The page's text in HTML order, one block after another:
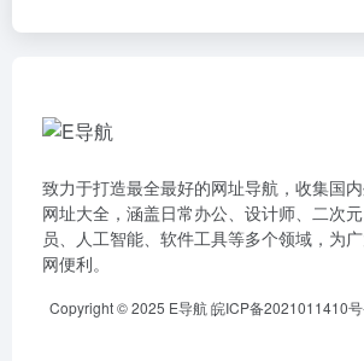
致力于打造最全最好的网址导航，收集国
网址大全，涵盖日常办公、设计师、二次
员、人工智能、软件工具等多个领域，为
网便利。
Copyright © 2025 E导航皖ICP备2021011410